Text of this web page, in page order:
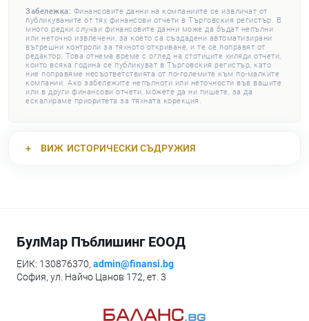
Забележка: Финансовите данни на компаниите се извличат от
публикуваните от тях финансови отчети в Търговския регистър. В
много редки случаи финансовите данни може да бъдат непълни
или неточно извлечени, за което са създадени автоматизирани
вътрешни контроли за тяхното откриване, и те се поправят от
редактор. Това отнема време с оглед на стотиците хиляди отчети,
които всяка година се публикуват в Търговския регистър, като
ние поправяме несъответствията от по-големите към по-малките
компании. Ако забележите непълноти или неточности във вашите
или в други финансови отчети, можете да ни пишете, за да
ескалираме приоритета за тяхната корекция.
ВИЖ ИСТОРИЧЕСКИ СЪДРУЖИЯ
БулМар Пъблишинг ЕООД
ЕИК: 130876370, admin@finansi.bg
София, ул. Найчо Цанов 172, ет. 3